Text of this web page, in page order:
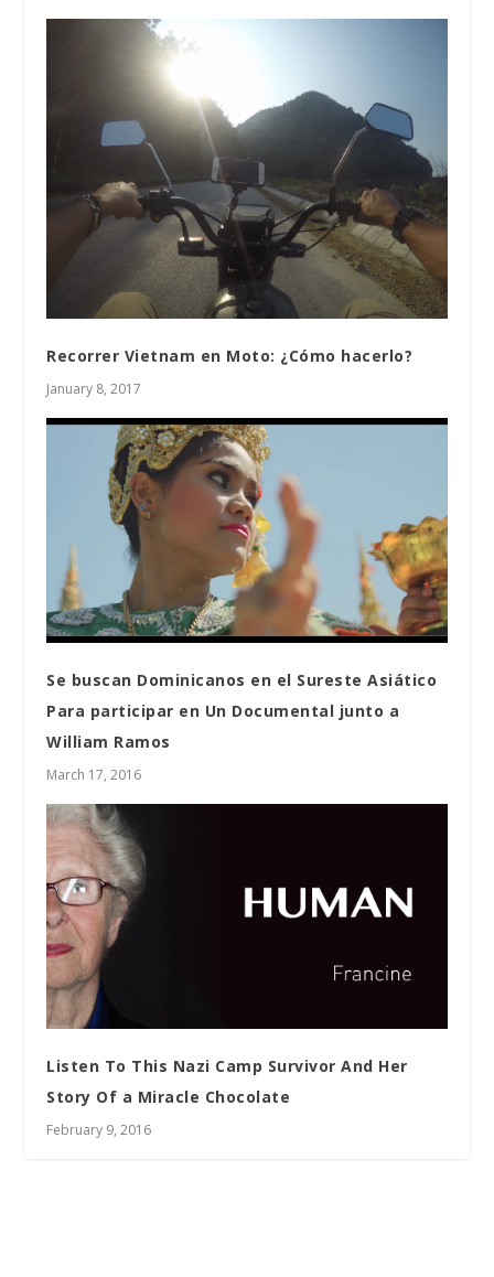
Recorrer Vietnam en Moto: ¿Cómo hacerlo?
January 8, 2017
Se buscan Dominicanos en el Sureste Asiático
Para participar en Un Documental junto a
William Ramos
March 17, 2016
Listen To This Nazi Camp Survivor And Her
Story Of a Miracle Chocolate
February 9, 2016